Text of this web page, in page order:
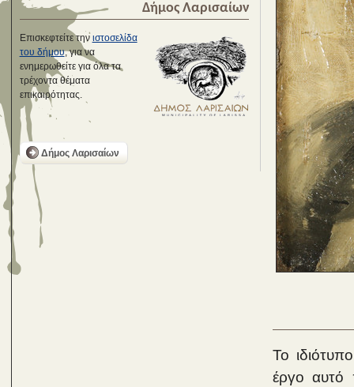
Δήμος Λαρισαίων
Επισκεφτείτε την ιστοσελίδα
του δήμου, για να
ενημερωθείτε για όλα τα
τρέχοντα θέματα
επικαιρότητας.
Δήμος Λαρισαίων
Το
έργο αυτό